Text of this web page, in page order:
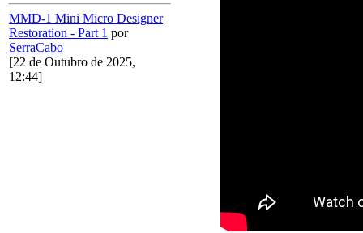
MMD-1 Mini Micro Designer
Restoration - Part 1 por
SerraCabo
[22 de Outubro de 2025,
12:44]